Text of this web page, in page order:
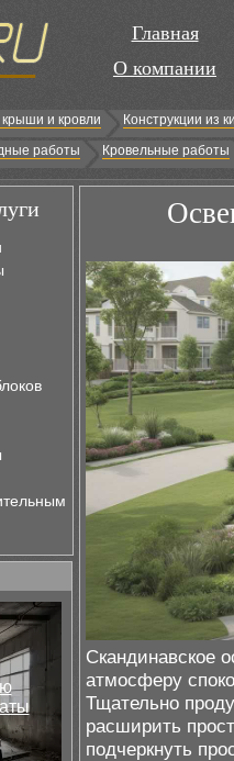
Главная
О компании
крыши и кровли
Конструкции из
работы Кровельные работы
Скандинавское
атмосферу
Тщательно
расширить
подчеркнуть